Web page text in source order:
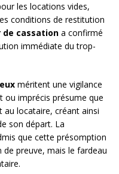
les locations vides,
conditions de restitution
de cassation a confirmé
immédiate du trop-
méritent une vigilance
ou imprécis présume que
locataire, créant ainsi
son départ. La
que cette présomption
preuve, mais le fardeau